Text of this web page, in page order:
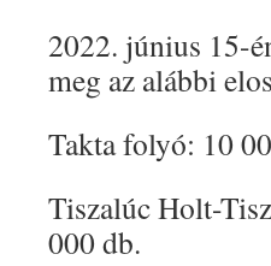
2022. június 15-
meg az alábbi
Takta folyó: 10
Tiszalúc Holt-
000 db.